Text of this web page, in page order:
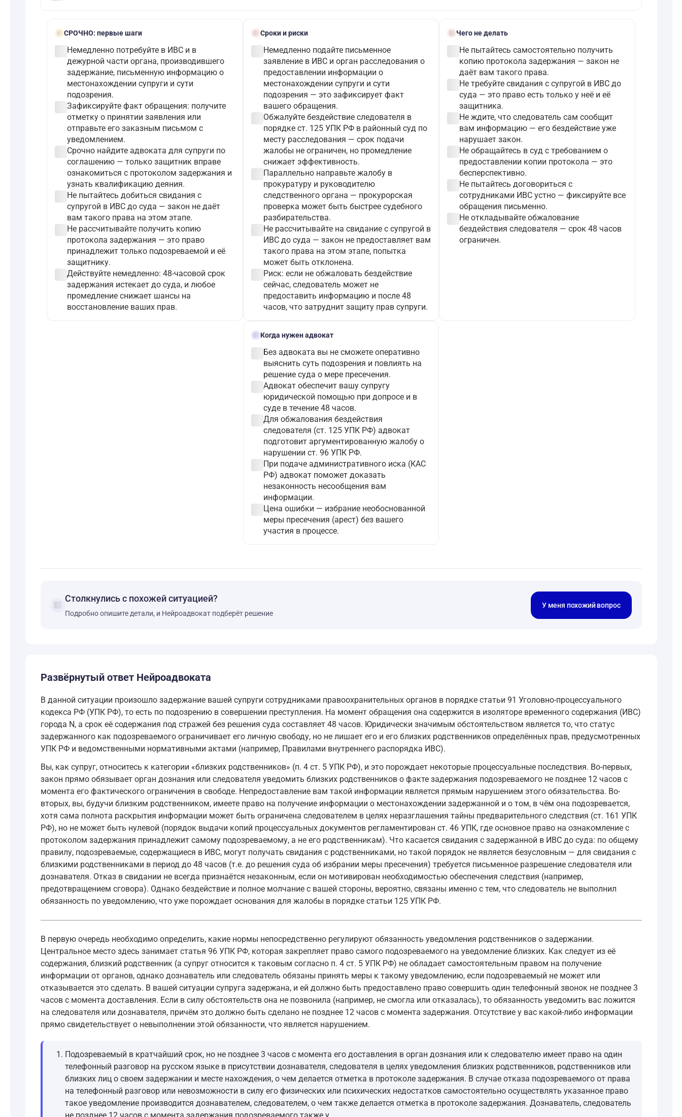
boltСРОЧНО: первые шаги
Немедленно потребуйте в ИВС и в
дежурной части органа, производившего
задержание, письменную информацию о
местонахождении супруги и сути
подозрения.
Зафиксируйте факт обращения: получите
отметку о принятии заявления или
отправьте его заказным письмом с
уведомлением.
Срочно найдите адвоката для супруги по
соглашению — только защитник вправе
ознакомиться с протоколом задержания и
узнать квалификацию деяния.
Не пытайтесь добиться свидания с
супругой в ИВС до суда — закон не даёт
вам такого права на этом этапе.
Не рассчитывайте получить копию
протокола задержания — это право
принадлежит только подозреваемой и её
защитнику.
Действуйте немедленно: 48-часовой срок
задержания истекает до суда, и любое
промедление снижает шансы на
восстановление ваших прав.
schedule Сроки и риски
Немедленно подайте письменное
заявление в ИВС и орган расследования о
предоставлении информации о
местонахождении супруги и сути
подозрения — это зафиксирует факт
вашего обращения.
Обжалуйте бездействие следователя в
порядке ст. 125 УПК РФ в районный суд по
месту расследования — срок подачи
жалобы не ограничен, но промедление
снижает эффективность.
Параллельно направьте жалобу в
прокуратуру и руководителю
следственного органа — прокурорская
проверка может быть быстрее судебного
разбирательства.
Не рассчитывайте на свидание с супругой в
ИВС до суда — закон не предоставляет вам
такого права на этом этапе, попытка
может быть отклонена.
Риск: если не обжаловать бездействие
сейчас, следователь может не
предоставить информацию и после 48
часов, что затруднит защиту прав супруги.
block Чего не делать
Не пытайтесь самостоятельно получить
копию протокола задержания — закон не
даёт вам такого права.
Не требуйте свидания с супругой в ИВС до
суда — это право есть только у неё и её
защитника.
Не ждите, что следователь сам сообщит
вам информацию — его бездействие уже
нарушает закон.
Не обращайтесь в суд с требованием о
предоставлении копии протокола — это
бесперспективно.
Не пытайтесь договориться с
сотрудниками ИВС устно — фиксируйте все
обращения письменно.
Не откладывайте обжалование
бездействия следователя — срок 48 часов
ограничен.
gavelКогда нужен адвокат
Без адвоката вы не сможете оперативно
выяснить суть подозрения и повлиять на
решение суда о мере пресечения.
Адвокат обеспечит вашу супругу
юридической помощью при допросе и в
суде в течение 48 часов.
Для обжалования бездействия
следователя (ст. 125 УПК РФ) адвокат
подготовит аргументированную жалобу о
нарушении ст. 96 УПК РФ.
При подаче административного иска (КАС
РФ) адвокат поможет доказать
незаконность несообщения вам
информации.
Цена ошибки — избрание необоснованной
меры пресечения (арест) без вашего
участия в процессе.
forum Столкнулись с похожей ситуацией?
Подробно опишите детали, и Нейроадвокат подберёт решение
У меня похожий вопрос
Развёрнутый ответ Нейроадвоката
В данной ситуации произошло задержание вашей супруги сотрудниками правоохранительных органов в порядке статьи 91 Уголовно-процессуального
кодекса РФ (УПК РФ), то есть по подозрению в совершении преступления. На момент обращения она содержится в изоляторе временного содержания (ИВС)
города N, а срок её содержания под стражей без решения суда составляет 48 часов. Юридически значимым обстоятельством является то, что статус
задержанного как подозреваемого ограничивает его личную свободу, но не лишает его и его близких родственников определённых прав, предусмотренных
УПК РФ и ведомственными нормативными актами (например, Правилами внутреннего распорядка ИВС).
Вы, как супруг, относитесь к категории «близких родственников» (п. 4 ст. 5 УПК РФ), и это порождает некоторые процессуальные последствия. Во-первых,
закон прямо обязывает орган дознания или следователя уведомить близких родственников о факте задержания подозреваемого не позднее 12 часов с
момента его фактического ограничения в свободе. Непредоставление вам такой информации является прямым нарушением этого обязательства. Во-
вторых, вы, будучи близким родственником, имеете право на получение информации о местонахождении задержанной и о том, в чём она подозревается,
хотя сама полнота раскрытия информации может быть ограничена следователем в целях неразглашения тайны предварительного следствия (ст. 161 УПК
РФ), но не может быть нулевой (порядок выдачи копий процессуальных документов регламентирован ст. 46 УПК, где основное право на ознакомление с
протоколом задержания принадлежит самому подозреваемому, а не его родственникам). Что касается свидания с задержанной в ИВС до суда: по общему
правилу, подозреваемые, содержащиеся в ИВС, могут получать свидания с родственниками, но такой порядок не является безусловным — для свидания с
близкими родственниками в период до 48 часов (т.е. до решения суда об избрании меры пресечения) требуется письменное разрешение следователя или
дознавателя. Отказ в свидании не всегда признаётся незаконным, если он мотивирован необходимостью обеспечения следствия (например,
предотвращением сговора). Однако бездействие и полное молчание с вашей стороны, вероятно, связаны именно с тем, что следователь не выполнил
обязанность по уведомлению, что уже порождает основания для жалобы в порядке статьи 125 УПК РФ.
В первую очередь необходимо определить, какие нормы непосредственно регулируют обязанность уведомления родственников о задержании.
Центральное место здесь занимает статья 96 УПК РФ, которая закрепляет право самого подозреваемого на уведомление близких. Как следует из её
содержания, близкий родственник (а супруг относится к таковым согласно п. 4 ст. 5 УПК РФ) не обладает самостоятельным правом на получение
информации от органов, однако дознаватель или следователь обязаны принять меры к такому уведомлению, если подозреваемый не может или
отказывается это сделать. В вашей ситуации супруга задержана, и ей должно быть предоставлено право совершить один телефонный звонок не позднее 3
часов с момента доставления. Если в силу обстоятельств она не позвонила (например, не смогла или отказалась), то обязанность уведомить вас ложится
на следователя или дознавателя, причём это должно быть сделано не позднее 12 часов с момента задержания. Отсутствие у вас какой-либо информации
прямо свидетельствует о невыполнении этой обязанности, что является нарушением.
Подозреваемый в кратчайший срок, но не позднее 3 часов с момента его доставления в орган дознания или к следователю имеет право на один
телефонный разговор на русском языке в присутствии дознавателя, следователя в целях уведомления близких родственников, родственников или
близких лиц о своем задержании и месте нахождения, о чем делается отметка в протоколе задержания. В случае отказа подозреваемого от права
на телефонный разговор или невозможности в силу его физических или психических недостатков самостоятельно осуществлять указанное право
такое уведомление производится дознавателем, следователем, о чем также делается отметка в протоколе задержания. Дознаватель, следователь